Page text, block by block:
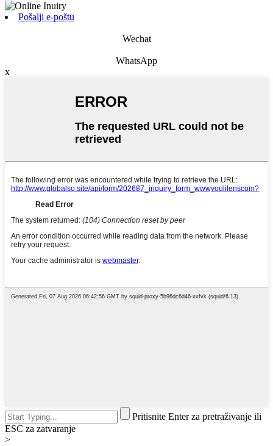
Pošalji e-poštu
Wechat
WhatsApp
x
Pritisnite Enter za pretraživanje ili
ESC za zatvaranje
>